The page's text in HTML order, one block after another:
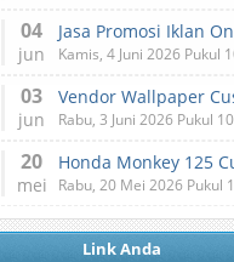
04
jun
Jasa Promosi Iklan
Kamis, 4 Juni 2026 Pukul
03
jun
Vendor Wallpaper
Rabu, 3 Juni 2026 Pukul
20
mei
Honda Monkey 125
Rabu, 20 Mei 2026 Pukul
Link Anda